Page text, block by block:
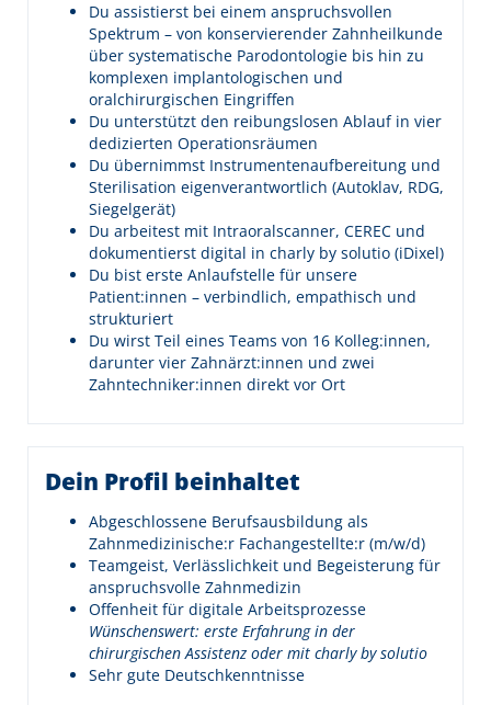
Du assistierst bei einem anspruchsvollen
Spektrum – von konservierender Zahnheilkunde
über systematische Parodontologie bis hin zu
komplexen implantologischen und
oralchirurgischen Eingriffen
Du unterstützt den reibungslosen Ablauf in vier
dedizierten Operationsräumen
Du übernimmst Instrumentenaufbereitung und
Sterilisation eigenverantwortlich (Autoklav, RDG,
Siegelgerät)
Du arbeitest mit Intraoralscanner, CEREC und
dokumentierst digital in charly by solutio (iDixel)
Du bist erste Anlaufstelle für unsere
Patient:innen – verbindlich, empathisch und
strukturiert
Du wirst Teil eines Teams von 16 Kolleg:innen,
darunter vier Zahnärzt:innen und zwei
Zahntechniker:innen direkt vor Ort
Dein Profil beinhaltet
Abgeschlossene Berufsausbildung als
Zahnmedizinische:r Fachangestellte:r (m/w/d)
Teamgeist, Verlässlichkeit und Begeisterung für
anspruchsvolle Zahnmedizin
Offenheit für digitale Arbeitsprozesse
Wünschenswert: erste Erfahrung in der
chirurgischen Assistenz oder mit charly by solutio
Sehr gute Deutschkenntnisse